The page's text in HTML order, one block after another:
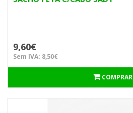
9,60€
Sem IVA: 8,50€
COMPRAR